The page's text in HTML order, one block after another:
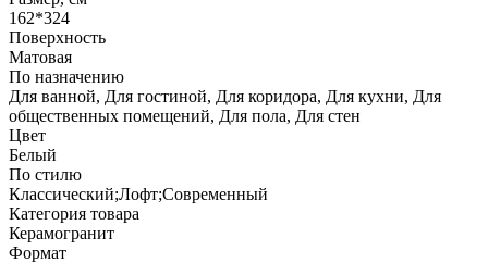
162*324
Поверхность
Матовая
По назначению
Для ванной, Для гостиной, Для коридора, Для кухни, Для
общественных помещений, Для пола, Для стен
Цвет
Белый
По стилю
Классический;Лофт;Современный
Категория товара
Керамогранит
Формат